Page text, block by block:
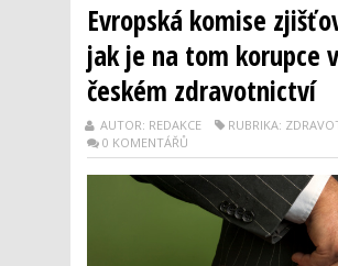
Evropská komise
jak je na tom korupce v
českém zdravotnictví
AUTOR: REDAKCE
RUBRIKA:
0 KOMENTÁŘŮ